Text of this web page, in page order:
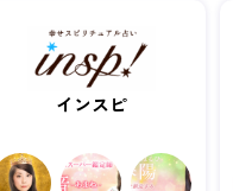
インスピ